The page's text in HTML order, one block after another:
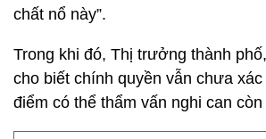
chất nổ này”.
Trong khi đó, Thị trưởng thành
cho biết chính quyền vẫn chưa
điểm có thể thẩm vấn nghi can